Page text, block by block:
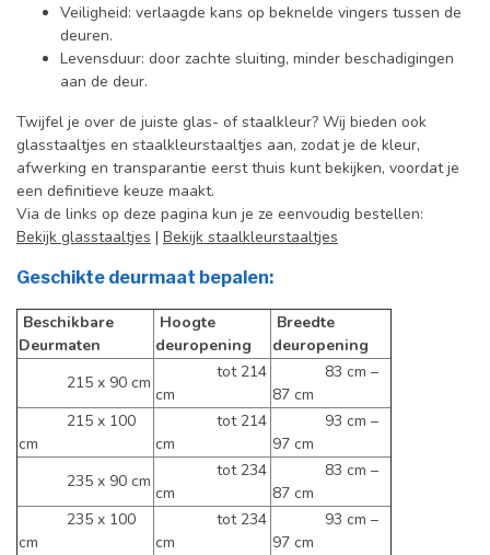
Veiligheid: verlaagde kans op beknelde vingers tussen de
deuren.
Levensduur: door zachte sluiting, minder beschadigingen
aan de deur.
Twijfel je over de juiste glas- of staalkleur? Wij bieden ook
glasstaaltjes en staalkleurstaaltjes aan, zodat je de kleur,
afwerking en transparantie eerst thuis kunt bekijken, voordat je
een definitieve keuze maakt.
Via de links op deze pagina kun je ze eenvoudig bestellen:
Bekijk glasstaaltjes | Bekijk staalkleurstaaltjes
Geschikte deurmaat bepalen:
Beschikbare
Deurmaten
Hoogte
deuropening
Breedte
deuropening
215 x 90 cm
tot 214
cm
83 cm –
87 cm
215 x 100
cm
tot 214
cm
93 cm –
97 cm
235 x 90 cm
tot 234
cm
83 cm –
87 cm
235 x 100
cm
tot 234
cm
93 cm –
97 cm